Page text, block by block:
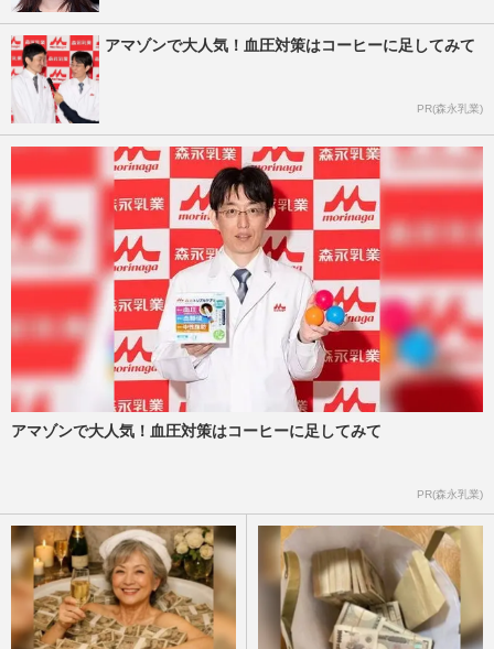
アマゾンで大人気！血圧対策はコーヒーに足してみて
PR(森永乳業)
アマゾンで大人気！血圧対策はコーヒーに足してみて
PR(森永乳業)